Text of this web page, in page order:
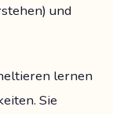
und
lernen
Sie